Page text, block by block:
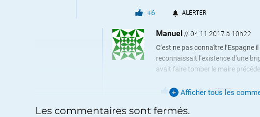
+6 ALERTER
Manuel // 04.11.2017 à 10h22
C’est ne pas connaître l’Espagne
reconnaissait l’existence d’une
avait faire tomber le maire
+6 ALERTER
Afficher tous les
Les commentaires sont fermés.